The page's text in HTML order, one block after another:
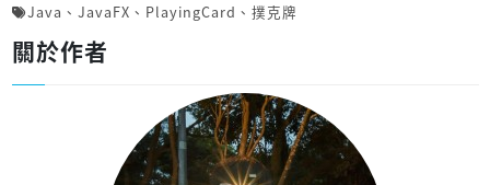
Java 、 JavaFX 、 PlayingCard 、 撲克牌
關於作者